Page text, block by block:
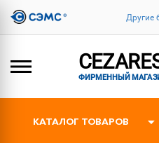
Другие
ФИРМЕННЫЙ
КАТАЛОГ ТОВАРОВ